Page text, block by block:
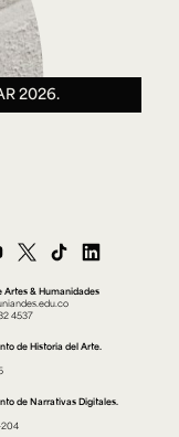
2026.
Artes & Humanidades
4537
de Historia del Arte.
de Narrativas Digitales.
204